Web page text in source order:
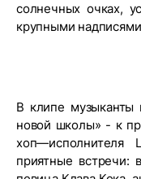
солнечных очках,
крупными
В клипе музыканты
новой школы» - к
приятные встречи: